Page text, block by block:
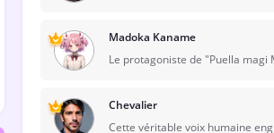
Madoka Kaname
Chevalier